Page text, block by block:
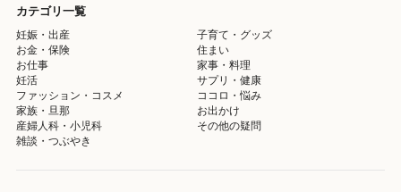
カテゴリ一覧
妊娠・出産
子育て・グッズ
お金・保険
住まい
お仕事
家事・料理
妊活
サプリ・健康
ファッション・コスメ
ココロ・悩み
家族・旦那
お出かけ
産婦人科・小児科
その他の疑問
雑談・つぶやき